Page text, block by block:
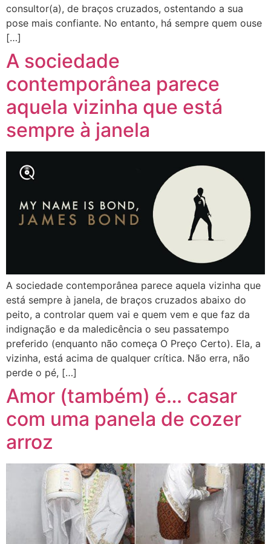
consultor(a), de braços cruzados, ostentando a sua
pose mais confiante. No entanto, há sempre quem ouse
[…]
A sociedade
contemporânea parece
aquela vizinha que está
sempre à janela
A sociedade contemporânea parece aquela vizinha que
está sempre à janela, de braços cruzados abaixo do
peito, a controlar quem vai e quem vem e que faz da
indignação e da maledicência o seu passatempo
preferido (enquanto não começa O Preço Certo). Ela, a
vizinha, está acima de qualquer crítica. Não erra, não
perde o pé, […]
Amor (também) é… casar
com uma panela de cozer
arroz